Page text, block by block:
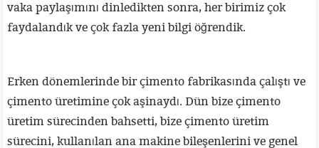
vaka paylaşımını dinledikten sonra, her birimiz çok
faydalandık ve çok fazla yeni bilgi öğrendik.
Erken dönemlerinde bir çimento fabrikasında çalıştı ve
çimento üretimine çok aşinaydı. Dün bize çimento
üretim sürecinden bahsetti, bize çimento üretim
sürecini, kullanılan ana makine bileşenlerini ve genel